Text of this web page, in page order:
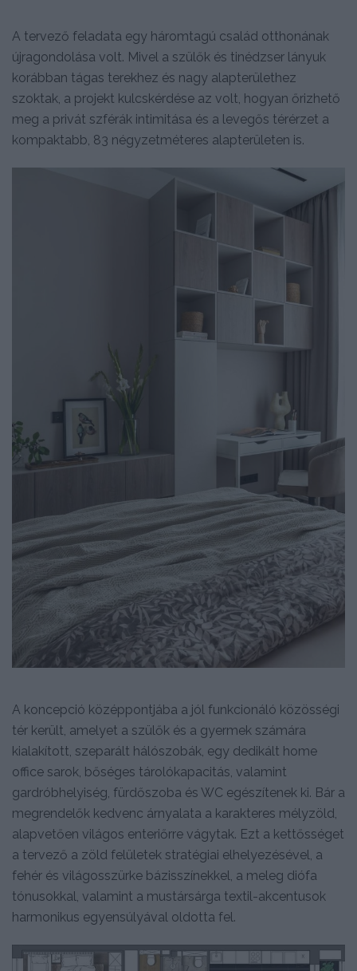
A tervező feladata egy háromtagú család otthonának
újragondolása volt. Mivel a szülők és tinédzser lányuk
korábban tágas terekhez és nagy alapterülethez
szoktak, a projekt kulcskérdése az volt, hogyan őrizhető
meg a privát szférák intimitása és a levegős térérzet a
kompaktabb, 83 négyzetméteres alapterületen is.
A koncepció középpontjába a jól funkcionáló közösségi
tér került, amelyet a szülők és a gyermek számára
kialakított, szeparált hálószobák, egy dedikált home
office sarok, bőséges tárolókapacitás, valamint
gardróbhelyiség, fürdőszoba és WC egészítenek ki. Bár a
megrendelők kedvenc árnyalata a karakteres mélyzöld,
alapvetően világos enteriőrre vágytak. Ezt a kettősséget
a tervező a zöld felületek stratégiai elhelyezésével, a
fehér és világosszürke bázisszínekkel, a meleg diófa
tónusokkal, valamint a mustársárga textil-akcentusok
harmonikus egyensúlyával oldotta fel.